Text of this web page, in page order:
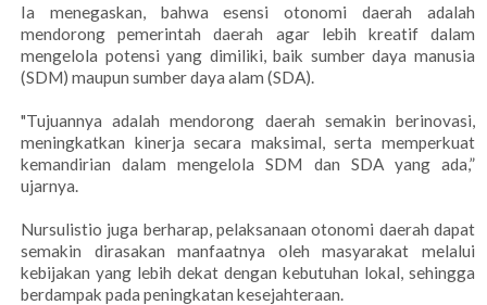
Ia menegaskan, bahwa esensi otonomi daerah adalah
mendorong pemerintah daerah agar lebih kreatif dalam
mengelola potensi yang dimiliki, baik sumber daya manusia
(SDM) maupun sumber daya alam (SDA).
"Tujuannya adalah mendorong daerah semakin berinovasi,
meningkatkan kinerja secara maksimal, serta memperkuat
kemandirian dalam mengelola SDM dan SDA yang ada,”
ujarnya.
Nursulistio juga berharap, pelaksanaan otonomi daerah dapat
semakin dirasakan manfaatnya oleh masyarakat melalui
kebijakan yang lebih dekat dengan kebutuhan lokal, sehingga
berdampak pada peningkatan kesejahteraan.